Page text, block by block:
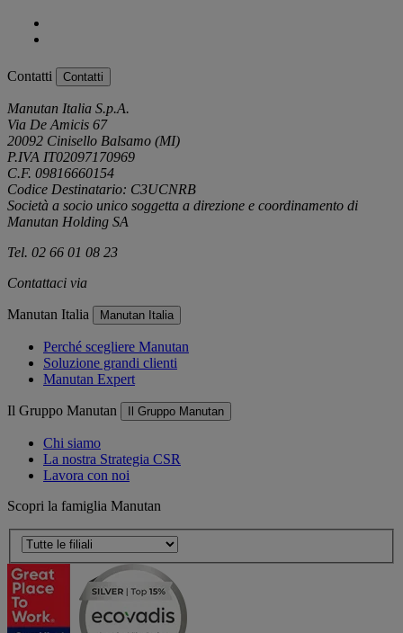
Contatti Contatti
Manutan Italia S.p.A.
Via De Amicis 67
20092 Cinisello Balsamo (MI)
P.IVA IT02097170969
C.F. 09816660154
Codice Destinatario: C3UCNRB
Società a socio unico soggetta a direzione e coordinamento di
Manutan Holding SA
Tel. 02 66 01 08 23
Contattaci via
Manutan Italia Manutan Italia
Perché scegliere Manutan
Soluzione grandi clienti
Manutan Expert
Il Gruppo Manutan Il Gruppo Manutan
Chi siamo
La nostra Strategia CSR
Lavora con noi
Scopri la famiglia Manutan